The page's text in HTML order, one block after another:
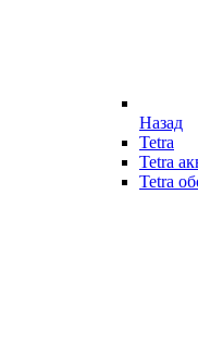
Назад
Tetra
Tetra
Tetra